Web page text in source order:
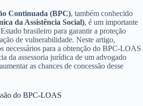
Continuada (BPC), também conhecido
da Assistência Social), é um importante
brasileiro para garantir a proteção
de vulnerabilidade. Neste artigo,
necessários para a obtenção do BPC-LOAS
da assessoria jurídica de um advogado
as chances de concessão desse
do BPC-LOAS